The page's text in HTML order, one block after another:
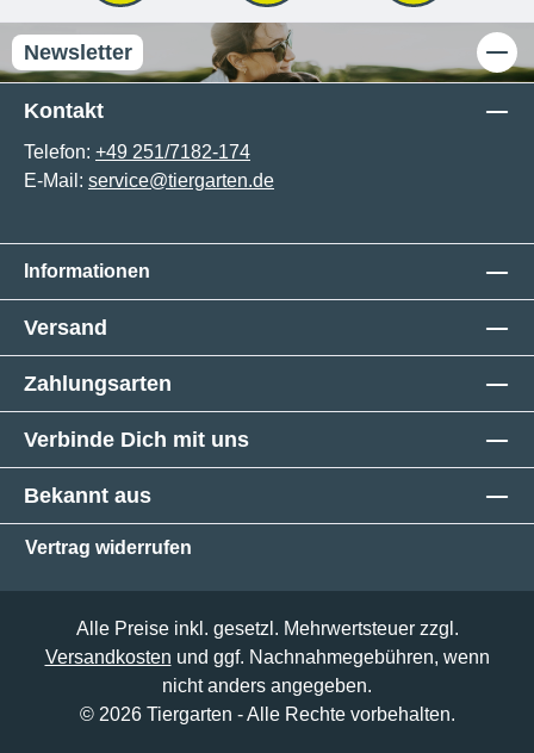
Newsletter
Kontakt
Telefon: +49 251/7182-174
E-Mail: service@tiergarten.de
Informationen
Versand
Zahlungsarten
Verbinde Dich mit uns
Bekannt aus
Vertrag widerrufen
Alle Preise inkl. gesetzl. Mehrwertsteuer zzgl.
Versandkosten und ggf. Nachnahmegebühren, wenn
nicht anders angegeben.
© 2026 Tiergarten - Alle Rechte vorbehalten.